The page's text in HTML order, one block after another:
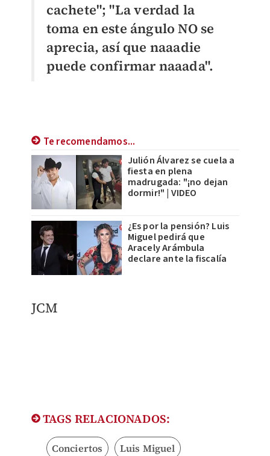
cachete"; "La verdad la
toma en este ángulo NO se
aprecia, así que naaadie
puede confirmar naaada".
Te recomendamos...
Julión Álvarez se cuela a
fiesta en plena
madrugada: "¡no dejan
dormir!" | VIDEO
¿Es por la pensión? Luis
Miguel pedirá que
Aracely Arámbula
declare ante la fiscalía
JCM
TAGS RELACIONADOS:
Conciertos Luis Miguel